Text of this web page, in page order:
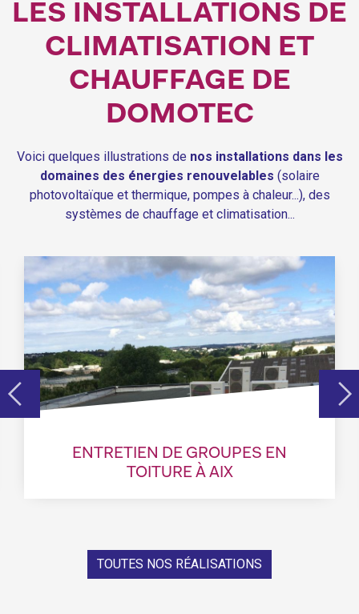
LES INSTALLATIONS DE
CLIMATISATION ET
CHAUFFAGE DE
DOMOTEC
Voici quelques illustrations de nos installations dans les
domaines des énergies renouvelables (solaire
photovoltaïque et thermique, pompes à chaleur...), des
systèmes de chauffage et climatisation...
ENTRETIEN DE GROUPES EN
TOITURE À AIX
TOUTES NOS RÉALISATIONS